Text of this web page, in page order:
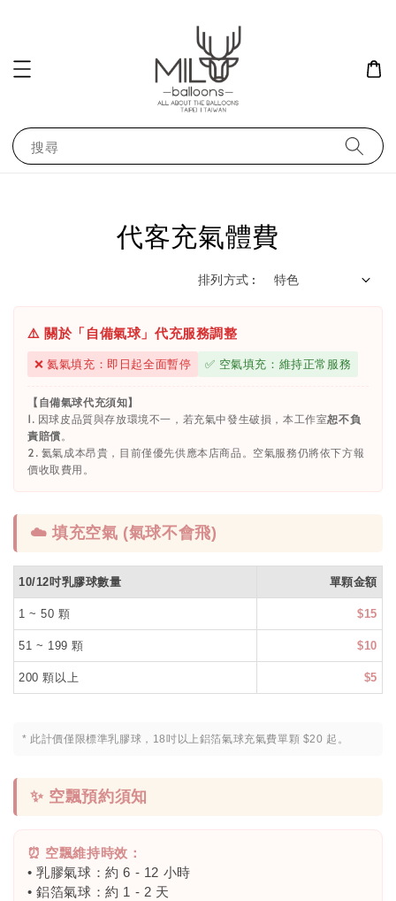
搜尋
代客充氣體費
排列方式 :
⚠️ 關於「自備氣球」代充服務調整
❌ 氦氣填充：即日起全面暫停 ✅ 空氣填充：維持正常服務
【自備氣球代充須知】
1. 因球皮品質與存放環境不一，若充氣中發生破損，本工作室恕不負
責賠償。
2. 氦氣成本昂貴，目前僅優先供應本店商品。空氣服務仍將依下方報
價收取費用。
☁️ 填充空氣 (氣球不會飛)
10/12吋乳膠球數量 單顆金額
1 ~ 50 顆 $15
51 ~ 199 顆 $10
200 顆以上 $5
* 此計價僅限標準乳膠球，18吋以上鋁箔氣球充氣費單顆 $20 起。
✨ 空飄預約須知
⏰ 空飄維持時效：
• 乳膠氣球：約 6 - 12 小時
• 鋁箔氣球：約 1 - 2 天